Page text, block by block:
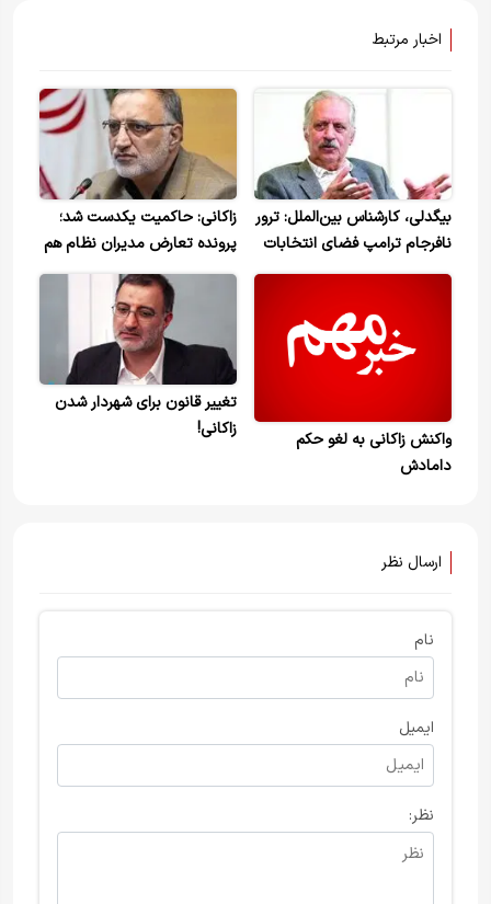
اخبار مرتبط
بیگدلی، کارشناس بین‌الملل: ترور
نافرجام ترامپ فضای انتخابات
را به نفع او پیش خواهد برد.
زاکانی: حاکمیت یکدست شد؛
پرونده تعارض مدیران نظام هم
بسته شد
واکنش زاکانی به لغو حکم
دامادش
تغییر قانون برای شهردار شدن
زاکانی!
ارسال نظر
نام
ایمیل
نظر: